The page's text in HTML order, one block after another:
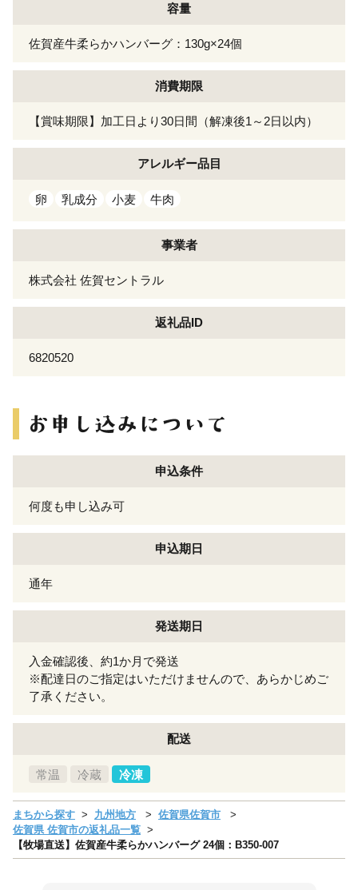
容量
佐賀産牛柔らかハンバーグ：130g×24個
消費期限
【賞味期限】加工日より30日間（解凍後1～2日以内）
アレルギー品目
卵 乳成分 小麦 牛肉
事業者
株式会社 佐賀セントラル
返礼品ID
6820520
申込条件
何度も申し込み可
申込期日
通年
発送期日
入金確認後、約1か月で発送
※配達日のご指定はいただけませんので、あらかじめご
了承ください。
配送
常温 冷蔵 冷凍
まちから探す 九州地方
佐賀県佐賀市
佐賀県 佐賀市の返礼品一覧
【牧場直送】佐賀産牛柔らかハンバーグ 24個：B350-007